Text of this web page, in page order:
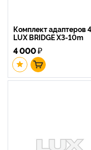
Комплект адаптеров 4
LUX BRIDGE X3-10m
4 000₽